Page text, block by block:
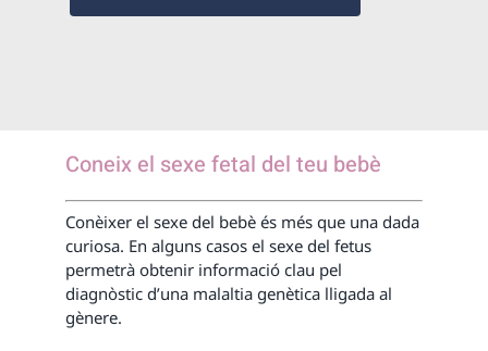
Coneix el sexe fetal del teu bebè
Conèixer el sexe del bebè és més que una dada
curiosa. En alguns casos el sexe del fetus
permetrà obtenir informació clau pel
diagnòstic d’una malaltia genètica lligada al
gènere.